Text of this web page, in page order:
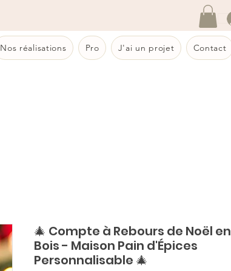
Nos réalisations Pro J'ai un projet Contact
🎄 Compte à Rebours de Noël en
Bois - Maison Pain d'Épices
Personnalisable 🎄